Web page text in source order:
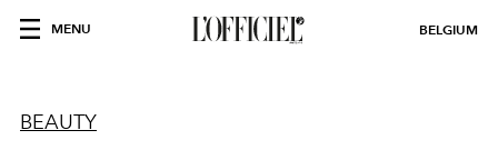
MENU BELGIUM
BEAUTY